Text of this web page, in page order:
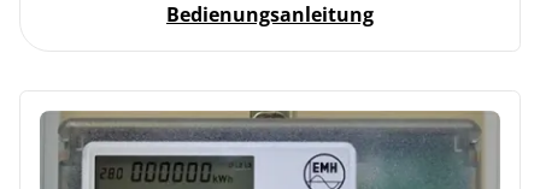
Bedienungsanleitung